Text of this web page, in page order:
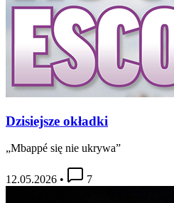
Dzisiejsze okładki
„Mbappé się nie ukrywa”
12.05.2026 • 7